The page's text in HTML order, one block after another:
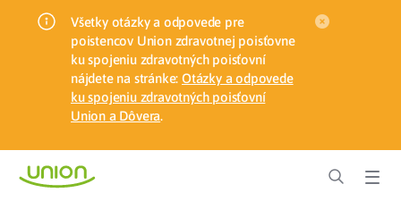
Všetky otázky a odpovede pre
poistencov Union zdravotnej poisťovne
ku spojeniu zdravotných poisťovní
nájdete na stránke: Otázky a odpovede
ku spojeniu zdravotných poisťovní
Union a Dôvera.